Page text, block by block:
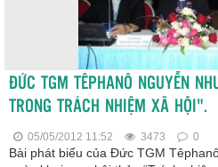
ĐỨC TGM TÊPHANÔ NGUYỄN
TRONG TRÁCH NHIỆM XÃ HỘI".
05/05/2012 11:52 3473 0
Bài phát biểu của Đức TGM